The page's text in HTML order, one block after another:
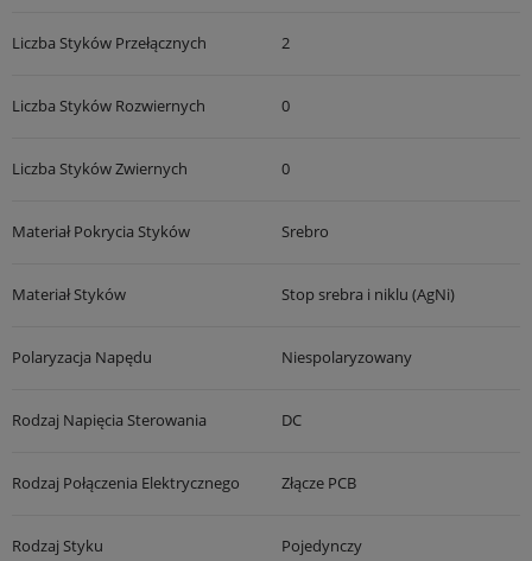
Liczba Styków Przełącznych 2
Liczba Styków Rozwiernych 0
Liczba Styków Zwiernych 0
Materiał Pokrycia Styków Srebro
Materiał Styków Stop srebra i niklu (AgNi)
Polaryzacja Napędu Niespolaryzowany
Rodzaj Napięcia Sterowania DC
Rodzaj Połączenia Elektrycznego Złącze PCB
Rodzaj Styku Pojedynczy